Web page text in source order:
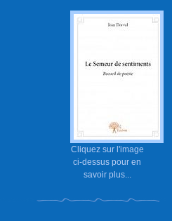
Cliquez sur l'image
ci-dessus pour en
savoir plus...